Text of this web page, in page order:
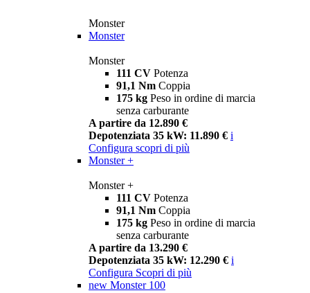
Monster
Monster
Monster
111 CV Potenza
91,1 Nm Coppia
175 kg Peso in ordine di marcia
senza carburante
A partire da 12.890 €
Depotenziata 35 kW: 11.890 € i
Configura scopri di più
Monster +
Monster +
111 CV Potenza
91,1 Nm Coppia
175 kg Peso in ordine di marcia
senza carburante
A partire da 13.290 €
Depotenziata 35 kW: 12.290 € i
Configura Scopri di più
new Monster 100